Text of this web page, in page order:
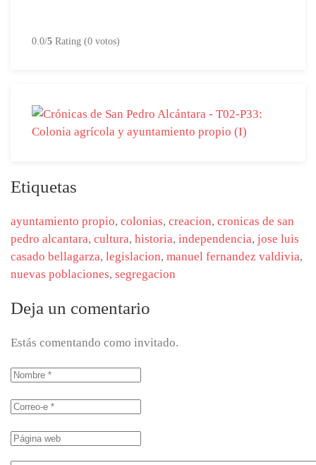
0.0/5 Rating (0 votos)
Etiquetas
ayuntamiento propio, colonias, creacion, cronicas de san
pedro alcantara, cultura, historia, independencia, jose luis
casado bellagarza, legislacion, manuel fernandez valdivia,
nuevas poblaciones, segregacion
Deja un comentario
Estás comentando como invitado.